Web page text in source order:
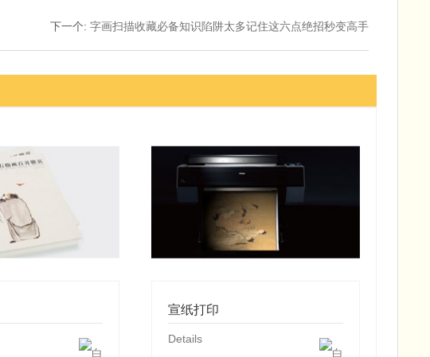
下一个: 字画扫描收藏必备知识陷阱太多记住这六点绝招秒变高手
宣纸打印
Details